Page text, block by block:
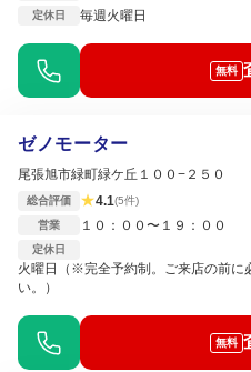
定休日 毎週火曜日
無料
ゼノモーター
尾張旭市緑町緑ケ丘１００−２５０
総合評価 ★4.1(5件)
営業
１０：００〜１９：００
定休日
火曜日（※完全予約制。ご来店の前に
い。）
無料